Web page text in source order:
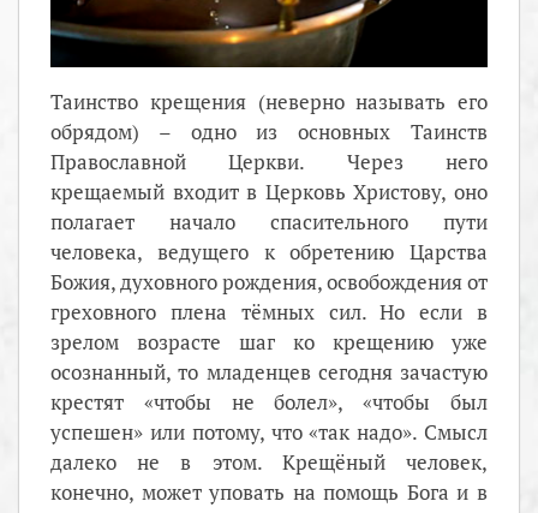
Таинство крещения (неверно называть его
обрядом) – одно из основных Таинств
Православной Церкви. Через него
крещаемый входит в Церковь Христову, оно
полагает начало спасительного пути
человека, ведущего к обретению Царства
Божия, духовного рождения, освобождения от
греховного плена тёмных сил. Но если в
зрелом возрасте шаг ко крещению уже
осознанный, то младенцев сегодня зачастую
крестят «чтобы не болел», «чтобы был
успешен» или потому, что «так надо». Смысл
далеко не в этом. Крещёный человек,
конечно, может уповать на помощь Бога и в